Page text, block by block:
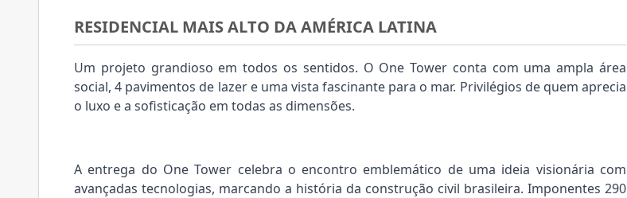
RESIDENCIAL MAIS ALTO DA AMÉRICA LATINA
Um projeto grandioso em todos os sentidos. O One Tower conta com uma ampla área
social, 4 pavimentos de lazer e uma vista fascinante para o mar. Privilégios de quem aprecia
o luxo e a sofisticação em todas as dimensões.
A entrega do One Tower celebra o encontro emblemático de uma ideia visionária com
avançadas tecnologias, marcando a história da construção civil brasileira. Imponentes 290